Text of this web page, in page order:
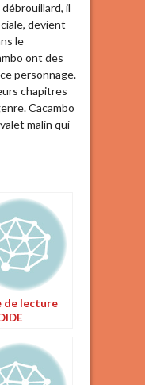
il
devient
le
ont des
personnage.
chapitres
Cacambo
malin qui
de lecture